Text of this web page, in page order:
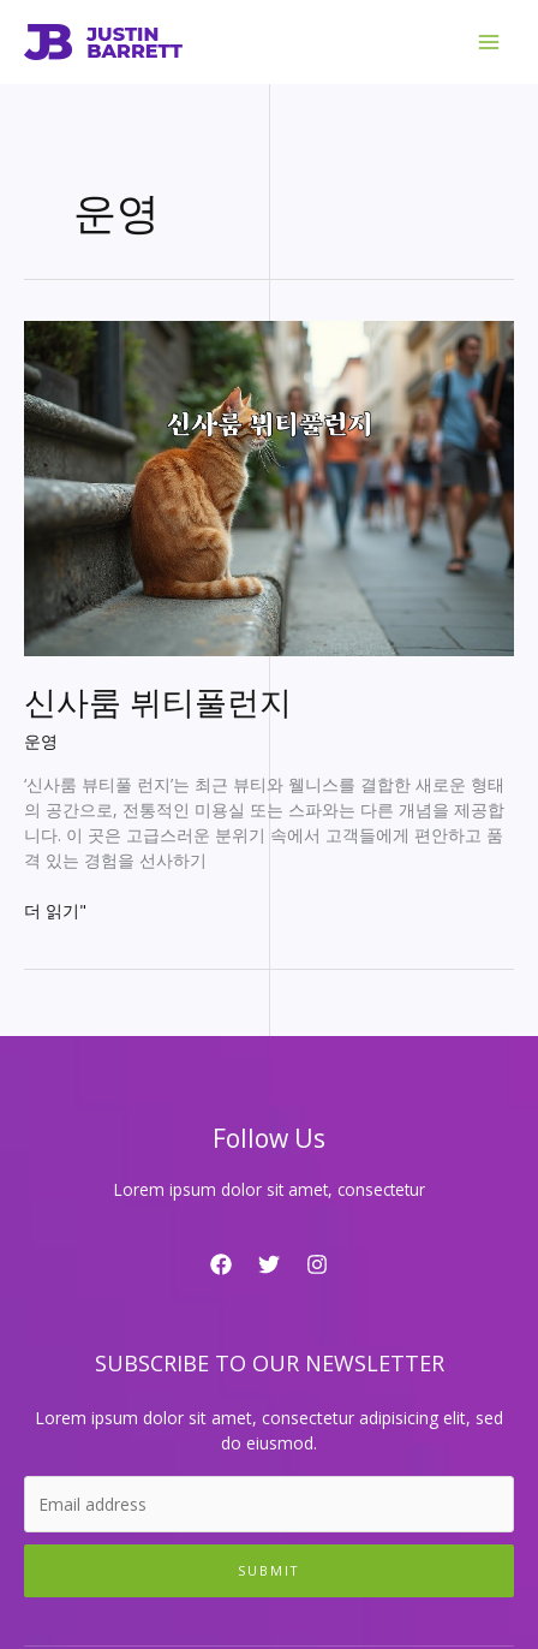
운영
신사룸 뷔티풀런지
운영
‘신사룸 뷰티풀 런지’는 최근 뷰티와 웰니스를 결합한 새로운 형태
의 공간으로, 전통적인 미용실 또는 스파와는 다른 개념을 제공합
니다. 이 곳은 고급스러운 분위기 속에서 고객들에게 편안하고 품
격 있는 경험을 선사하기
신
풀
더 읽기"
Follow Us
Lorem ipsum dolor sit amet, consectetur
SUBSCRIBE TO OUR NEWSLETTER
Lorem ipsum dolor sit amet, consectetur adipisicing elit, sed
do eiusmod.
SUBMIT